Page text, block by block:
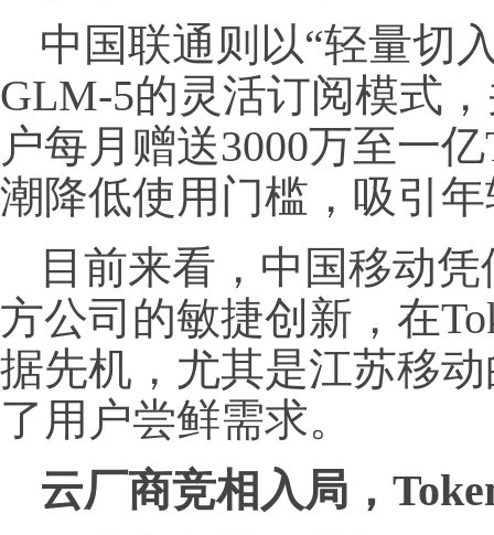
中国联通则以“轻量切
GLM-5的灵活订阅模式
户每月赠送3000万至一
潮降低使用门槛，吸引
目前来看，中国移动
方公司的敏捷创新，在
据先机，尤其是江苏移
了用户尝鲜需求。
云厂商竞相入局，